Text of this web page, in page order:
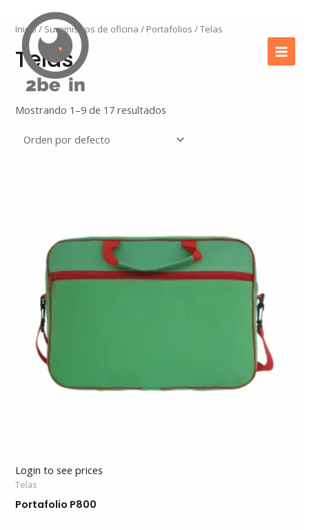
contenido
Inicio/ Suministros de oficina / Portafolios / Telas
Telas
Mostrando 1–9 de 17 resultados
Login to see prices
Telas
Portafolio P800